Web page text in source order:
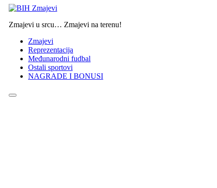
Zmajevi u srcu… Zmajevi na terenu!
Zmajevi
Reprezentacija
Međunarodni fudbal
Ostali sportovi
NAGRADE I BONUSI